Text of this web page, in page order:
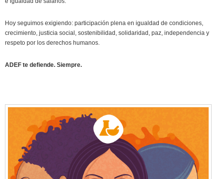
Hoy seguimos exigiendo: participación plena en igualdad de condiciones,
crecimiento, justicia social, sostenibilidad, solidaridad, paz, independencia y
respeto por los derechos humanos.
ADEF te defiende. Siempre.